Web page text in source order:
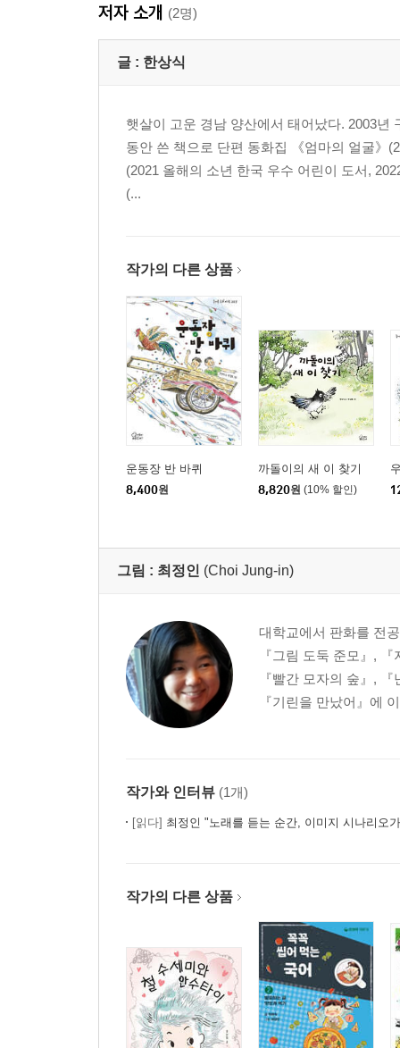
저자 소개 (2명)
글 : 한상식
햇살이 고운 경남 양산에서 태어났다. 2003년
동안 쓴 책으로 단편 동화집 《엄마의 얼굴》
(2021 올해의 소년 한국 우수 어린이 도서,
(...
작가의 다른 상품
운동장 반 바퀴
8,400원
까돌이의 새 이 찾기
8,820원 (10% 할인)
그림 : 최정인 (Choi Jung-in)
대학교에서 판화를 전
『그림 도둑 준모』,
『빨간 모자의 숲』,
『기린을 만났어』에
작가와 인터뷰 (1개)
[읽다] 최정인 "노래를 듣는 순간, 이미지 시나리오
작가의 다른 상품